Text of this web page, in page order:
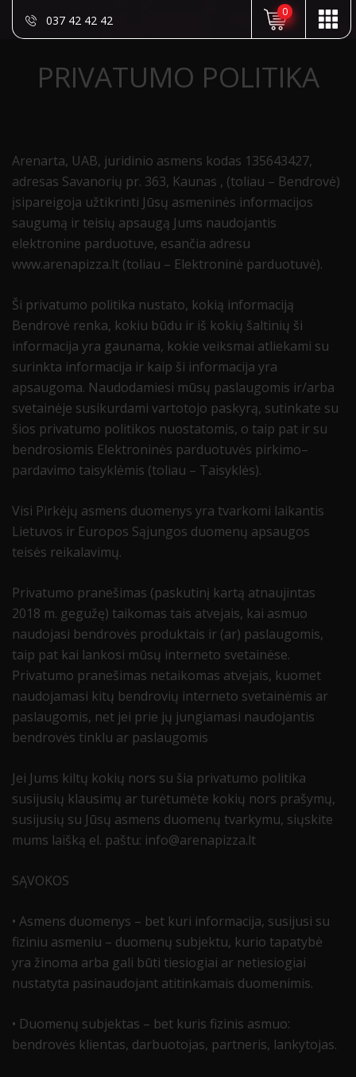
037 42 42 42
0
PRIVATUMO POLITIKA
Arenarta, UAB, juridinio asmens kodas 135643427,
adresas Savanorių pr. 363, Kaunas , (toliau – Bendrovė)
įsipareigoja užtikrinti Jūsų asmeninės informacijos
saugumą ir teisių apsaugą Jums naudojantis
elektronine parduotuve, esančia adresu
www.arenapizza.lt (toliau – Elektroninė parduotuvė).
Ši privatumo politika nustato, kokią informaciją
Bendrovė renka, kokiu būdu ir iš kokių šaltinių ši
informacija yra gaunama, kokie veiksmai atliekami su
surinkta informacija ir kaip ši informacija yra
apsaugoma. Naudodamiesi mūsų paslaugomis ir/arba
svetainėje susikurdami vartotojo paskyrą, sutinkate su
šios privatumo politikos nuostatomis, o taip pat ir su
bendrosiomis Elektroninės parduotuvės pirkimo–
pardavimo taisyklėmis (toliau – Taisyklės).
Visi Pirkėjų asmens duomenys yra tvarkomi laikantis
Lietuvos ir Europos Sąjungos duomenų apsaugos
teisės reikalavimų.
Privatumo pranešimas (paskutinį kartą atnaujintas
2018 m. gegužę) taikomas tais atvejais, kai asmuo
naudojasi bendrovės produktais ir (ar) paslaugomis,
taip pat kai lankosi mūsų interneto svetainėse.
Privatumo pranešimas netaikomas atvejais, kuomet
naudojamasi kitų bendrovių interneto svetainėmis ar
paslaugomis, net jei prie jų jungiamasi naudojantis
bendrovės tinklu ar paslaugomis
Jei Jums kiltų kokių nors su šia privatumo politika
susijusių klausimų ar turėtumėte kokių nors prašymų,
susijusių su Jūsų asmens duomenų tvarkymu, siųskite
mums laišką el. paštu: info@arenapizza.lt
SĄVOKOS
• Asmens duomenys – bet kuri informacija, susijusi su
fiziniu asmeniu – duomenų subjektu, kurio tapatybė
yra žinoma arba gali būti tiesiogiai ar netiesiogiai
nustatyta pasinaudojant atitinkamais duomenimis.
• Duomenų subjektas – bet kuris fizinis asmuo:
bendrovės klientas, darbuotojas, partneris, lankytojas.